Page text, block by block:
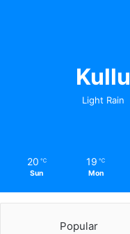
Kullu
Light Rain
20 ℃
Sun
19 ℃
Mon
Popular